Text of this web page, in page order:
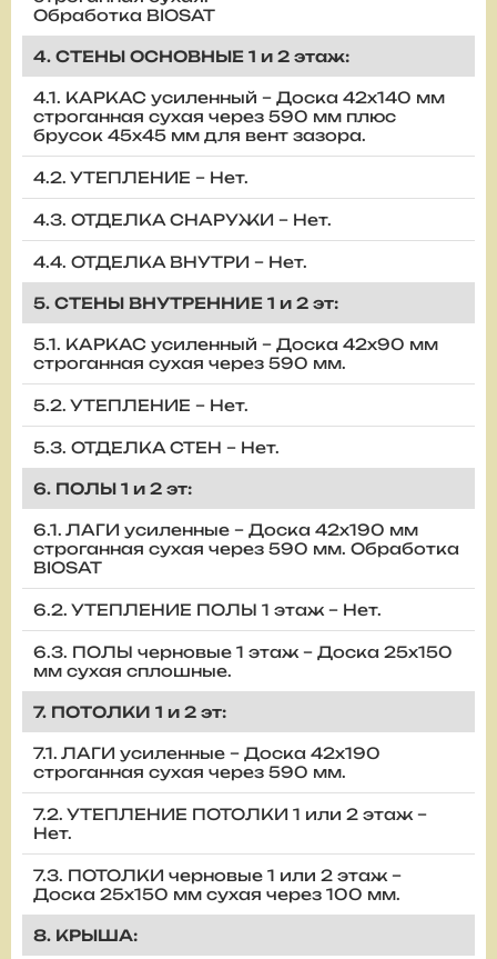
Обработка BIOSAT
4. СТЕНЫ ОСНОВНЫЕ 1 и 2 этаж:
4.1. КАРКАС усиленный – Доска 42х140 мм
строганная сухая через 590 мм плюс
брусок 45х45 мм для вент зазора.
4.2. УТЕПЛЕНИЕ – Нет.
4.3. ОТДЕЛКА СНАРУЖИ – Нет.
4.4. ОТДЕЛКА ВНУТРИ – Нет.
5. СТЕНЫ ВНУТРЕННИЕ 1 и 2 эт:
5.1. КАРКАС усиленный – Доска 42х90 мм
строганная сухая через 590 мм.
5.2. УТЕПЛЕНИЕ – Нет.
5.3. ОТДЕЛКА СТЕН – Нет.
6. ПОЛЫ 1 и 2 эт:
6.1. ЛАГИ усиленные – Доска 42х190 мм
строганная сухая через 590 мм. Обработка
BIOSAT
6.2. УТЕПЛЕНИЕ ПОЛЫ 1 этаж – Нет.
6.3. ПОЛЫ черновые 1 этаж – Доска 25х150
мм сухая сплошные.
7. ПОТОЛКИ 1 и 2 эт:
7.1. ЛАГИ усиленные – Доска 42х190
строганная сухая через 590 мм.
7.2. УТЕПЛЕНИЕ ПОТОЛКИ 1 или 2 этаж –
Нет.
7.3. ПОТОЛКИ черновые 1 или 2 этаж –
Доска 25х150 мм сухая через 100 мм.
8. КРЫША: